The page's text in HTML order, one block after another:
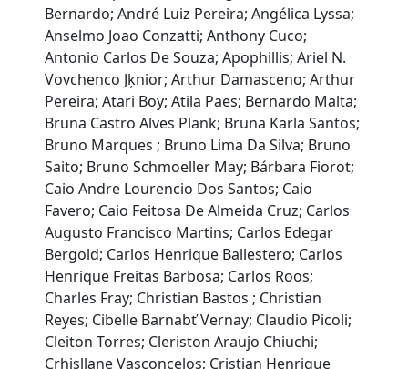
Bernardo; André Luiz Pereira; Angélica Lyssa;
Anselmo Joao Conzatti; Anthony Cuco;
Antonio Carlos De Souza; Apophillis; Ariel N.
Vovchenco Jķnior; Arthur Damasceno; Arthur
Pereira; Atari Boy; Atila Paes; Bernardo Malta;
Bruna Castro Alves Plank; Bruna Karla Santos;
Bruno Marques ; Bruno Lima Da Silva; Bruno
Saito; Bruno Schmoeller May; Bárbara Fiorot;
Caio Andre Lourencio Dos Santos; Caio
Favero; Caio Feitosa De Almeida Cruz; Carlos
Augusto Francisco Martins; Carlos Edegar
Bergold; Carlos Henrique Ballestero; Carlos
Henrique Freitas Barbosa; Carlos Roos;
Charles Fray; Christian Bastos ; Christian
Reyes; Cibelle Barnabť Vernay; Claudio Picoli;
Cleiton Torres; Cleriston Araujo Chiuchi;
Crhisllane Vasconcelos; Cristian Henrique